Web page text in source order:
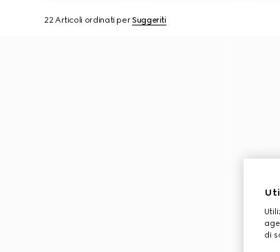
22 Articoli ordinati perSuggeriti
di